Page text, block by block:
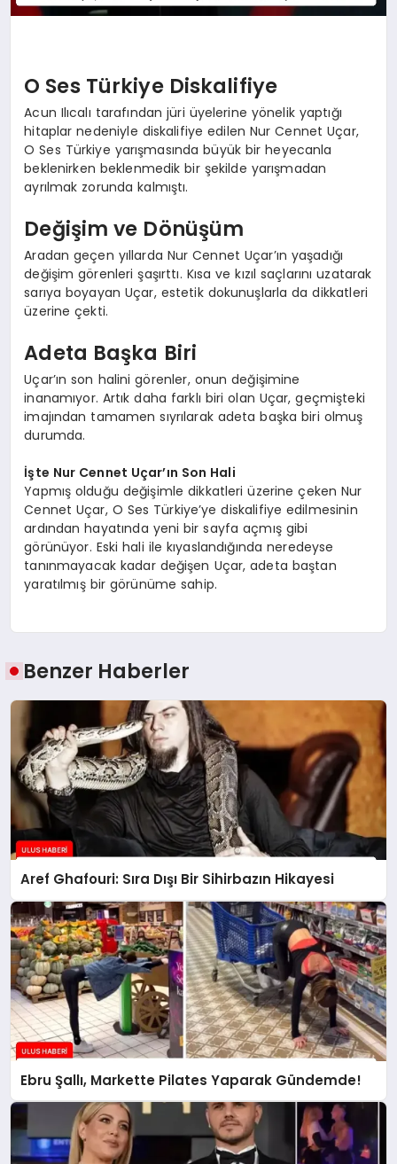
O Ses Türkiye Diskalifiye
Acun Ilıcalı tarafından jüri üyelerine yönelik yaptığı
hitaplar nedeniyle diskalifiye edilen Nur Cennet Uçar,
O Ses Türkiye yarışmasında büyük bir heyecanla
beklenirken beklenmedik bir şekilde yarışmadan
ayrılmak zorunda kalmıştı.
Değişim ve Dönüşüm
Aradan geçen yıllarda Nur Cennet Uçar’ın yaşadığı
değişim görenleri şaşırttı. Kısa ve kızıl saçlarını uzatarak
sarıya boyayan Uçar, estetik dokunuşlarla da dikkatleri
üzerine çekti.
Adeta Başka Biri
Uçar’ın son halini görenler, onun değişimine
inanamıyor. Artık daha farklı biri olan Uçar, geçmişteki
imajından tamamen sıyrılarak adeta başka biri olmuş
durumda.
İşte Nur Cennet Uçar’ın Son Hali
Yapmış olduğu değişimle dikkatleri üzerine çeken Nur
Cennet Uçar, O Ses Türkiye’ye diskalifiye edilmesinin
ardından hayatında yeni bir sayfa açmış gibi
görünüyor. Eski hali ile kıyaslandığında neredeyse
tanınmayacak kadar değişen Uçar, adeta baştan
yaratılmış bir görünüme sahip.
Benzer Haberler
Aref Ghafouri: Sıra Dışı Bir Sihirbazın Hikayesi
Ebru Şallı, Markette Pilates Yaparak Gündemde!